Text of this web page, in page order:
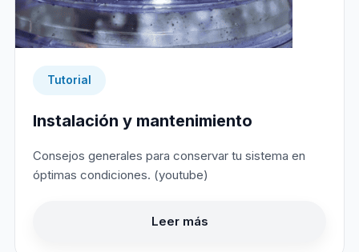
Tutorial
Instalación y mantenimiento
Consejos generales para conservar tu sistema en
óptimas condiciones. (youtube)
Leer más